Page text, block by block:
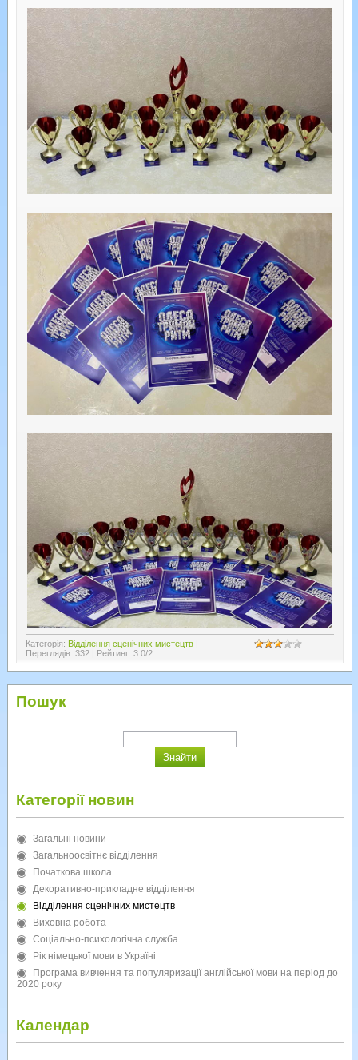
Категорія: Відділення сценічних мистецтв|
Переглядів: 332 | Рейтинг: 3.0/2
Пошук
Категорії новин
Загальні новини
Загальноосвітнє відділення
Початкова школа
Декоративно-прикладне відділення
Відділення сценічних мистецтв
Виховна робота
Соціально-психологічна служба
Рік німецької мови в Україні
Програма вивчення та популяризації англійської мови на період до
2020 року
Календар